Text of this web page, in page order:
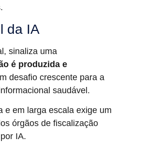
da IA
sinaliza uma
é produzida e
desafio crescente para a
saudável.
e em larga escala exige um
órgãos de fiscalização
IA.